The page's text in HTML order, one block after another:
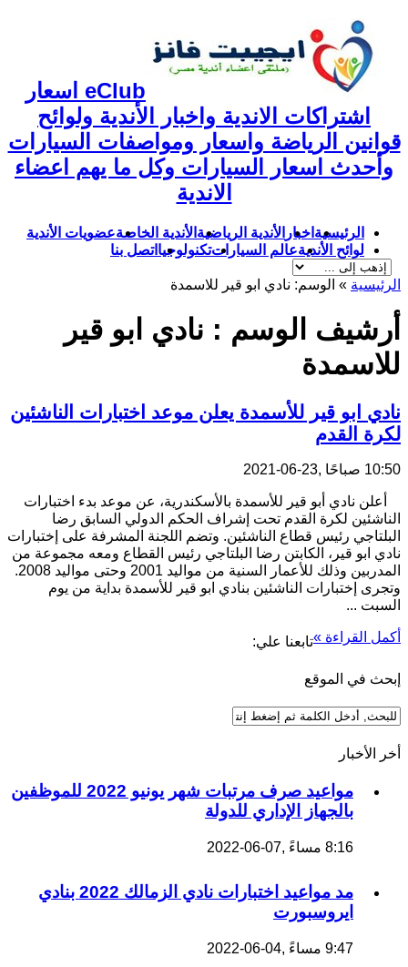
eClub اسعار
اشتراكات الاندية واخبار الأندية ولوائح
قوانين الرياضة واسعار ومواصفات السيارات
وأحدث اسعار السيارات وكل ما يهم اعضاء
الاندية
الرئيسية اخبار الأندية الرياضية الأندية الخاصةعضويات الأندية
لوائح الأنديةعالم السياراتتكنولوجيا اتصل بنا
الرئيسية » الوسم: نادي ابو قير للاسمدة
أرشيف الوسم : نادي ابو قير
للاسمدة
نادي ابو قير للأسمدة يعلن موعد اختبارات الناشئين
لكرة القدم
10:50 صباحًا ,23-06-2021
أعلن نادي أبو قير للأسمدة بالأسكندرية، عن موعد بدء اختبارات
الناشئين لكرة القدم تحت إشراف الحكم الدولي السابق رضا
البلتاجي رئيس قطاع الناشئين. وتضم اللجنة المشرفة على إختبارات
نادي ابو قير، الكابتن رضا البلتاجي رئيس القطاع ومعه مجموعة من
المدربين وذلك للأعمار السنية من مواليد 2001 وحتى مواليد 2008.
وتجرى إختبارات الناشئين بنادي ابو قير للأسمدة بداية من يوم
السبت ...
أكمل القراءة »تابعنا علي:
إبحث في الموقع
أخر الأخبار
مواعيد صرف مرتبات شهر يونيو 2022 للموظفين
بالجهاز الإداري للدولة
8:16 مساءً ,07-06-2022
مد مواعيد اختبارات نادي الزمالك 2022 بنادي
ايروسبورت
9:47 مساءً ,04-06-2022